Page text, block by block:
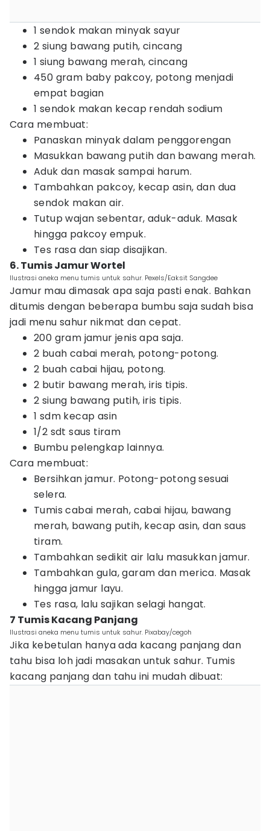
1 sendok makan minyak sayur
2 siung bawang putih, cincang
1 siung bawang merah, cincang
450 gram baby pakcoy, potong menjadi
empat bagian
1 sendok makan kecap rendah sodium
Cara membuat:
Panaskan minyak dalam penggorengan
Masukkan bawang putih dan bawang merah.
Aduk dan masak sampai harum.
Tambahkan pakcoy, kecap asin, dan dua
sendok makan air.
Tutup wajan sebentar, aduk-aduk. Masak
hingga pakcoy empuk.
Tes rasa dan siap disajikan.
6. Tumis Jamur Wortel
Ilustrasi aneka menu tumis untuk sahur. Pexels/Eaksit Sangdee
Jamur mau dimasak apa saja pasti enak. Bahkan
ditumis dengan beberapa bumbu saja sudah bisa
jadi menu sahur nikmat dan cepat.
200 gram jamur jenis apa saja.
2 buah cabai merah, potong-potong.
2 buah cabai hijau, potong.
2 butir bawang merah, iris tipis.
2 siung bawang putih, iris tipis.
1 sdm kecap asin
1/2 sdt saus tiram
Bumbu pelengkap lainnya.
Cara membuat:
Bersihkan jamur. Potong-potong sesuai
selera.
Tumis cabai merah, cabai hijau, bawang
merah, bawang putih, kecap asin, dan saus
tiram.
Tambahkan sedikit air lalu masukkan jamur.
Tambahkan gula, garam dan merica. Masak
hingga jamur layu.
Tes rasa, lalu sajikan selagi hangat.
7 Tumis Kacang Panjang
Ilustrasi aneka menu tumis untuk sahur. Pixabay/cegoh
Jika kebetulan hanya ada kacang panjang dan
tahu bisa loh jadi masakan untuk sahur. Tumis
kacang panjang dan tahu ini mudah dibuat: